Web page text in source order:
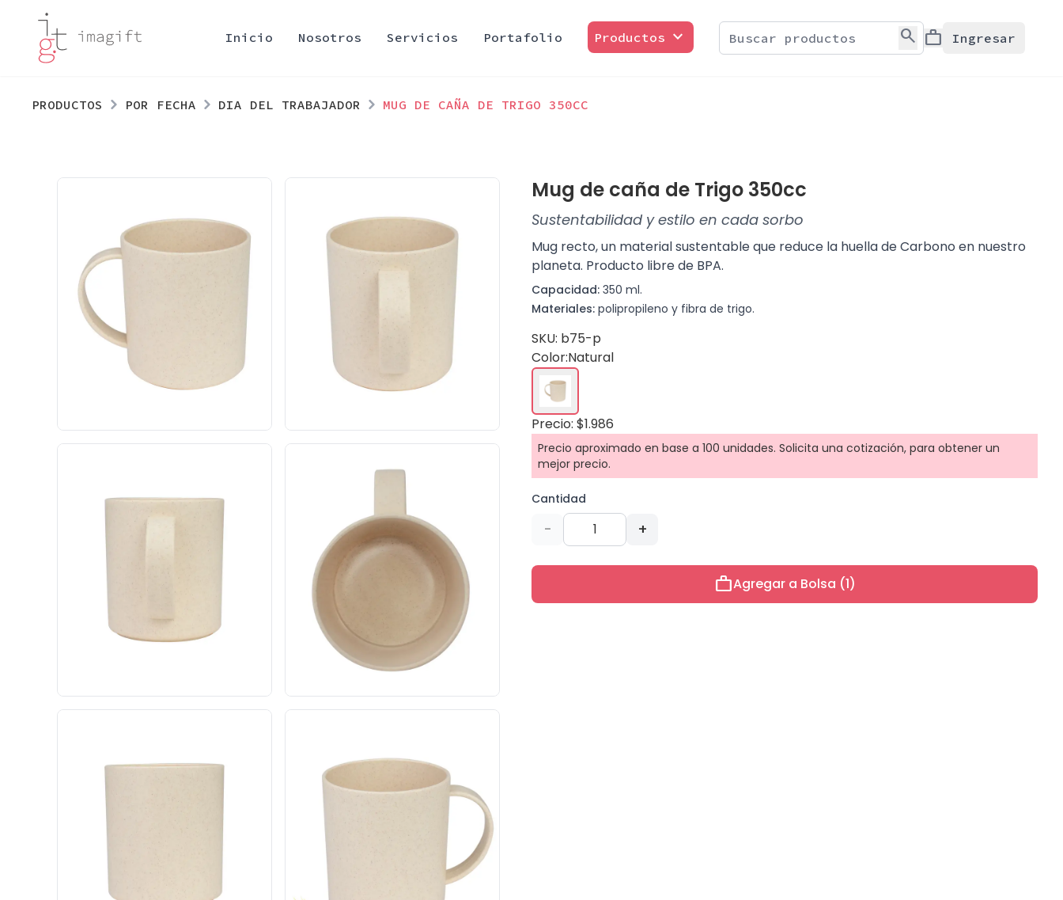
Inicio Nosotros Servicios Portafolio Productos expand_more search work Ingresar
PRODUCTOS POR FECHA DIA DEL TRABAJADOR MUG DE CAÑA DE TRIGO 350CC
Mug de caña de Trigo 350cc
Sustentabilidad y estilo en cada sorbo
Mug recto, un material sustentable que reduce la huella de Carbono en nuestro
planeta. Producto libre de BPA.
Capacidad: 350 ml.
Materiales: polipropileno y fibra de trigo.
SKU: b75-p
Color:Natural
Precio: $1.986
Precio aproximado en base a 100 unidades. Solicita una cotización, para obtener un
mejor precio.
Cantidad
- +
workAgregar a Bolsa (1)